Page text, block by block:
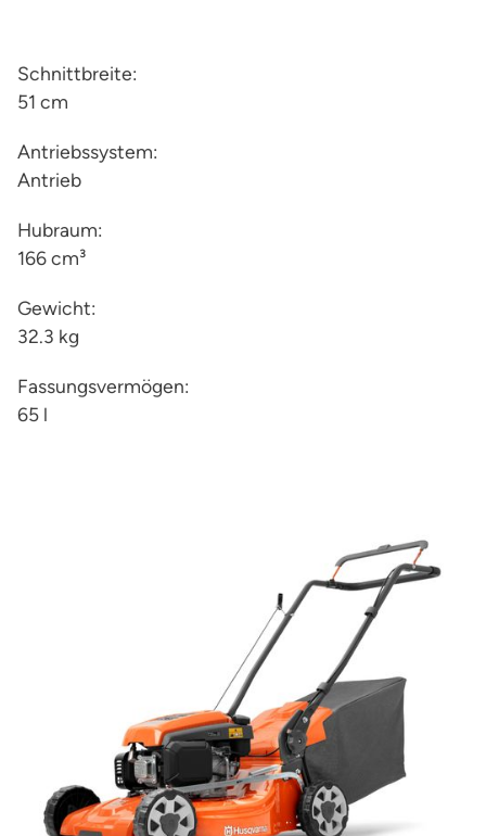
Schnittbreite:
51 cm
Antriebssystem:
Antrieb
Hubraum:
166 cm³
Gewicht:
32.3 kg
Fassungsvermögen:
65 l